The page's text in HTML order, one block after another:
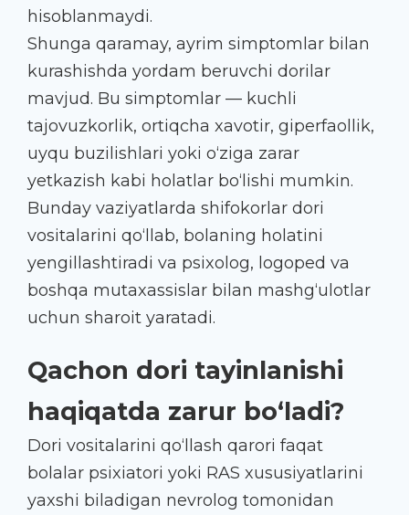
hisoblanmaydi.
Shunga qaramay, ayrim simptomlar bilan
kurashishda yordam beruvchi dorilar
mavjud. Bu simptomlar — kuchli
tajovuzkorlik, ortiqcha xavotir, giperfaollik,
uyqu buzilishlari yoki o‘ziga zarar
yetkazish kabi holatlar bo‘lishi mumkin.
Bunday vaziyatlarda shifokorlar dori
vositalarini qo‘llab, bolaning holatini
yengillashtiradi va psixolog, logoped va
boshqa mutaxassislar bilan mashg‘ulotlar
uchun sharoit yaratadi.
Qachon dori tayinlanishi
haqiqatda zarur bo‘ladi?
Dori vositalarini qo‘llash qarori faqat
bolalar psixiatori yoki RAS xususiyatlarini
yaxshi biladigan nevrolog tomonidan